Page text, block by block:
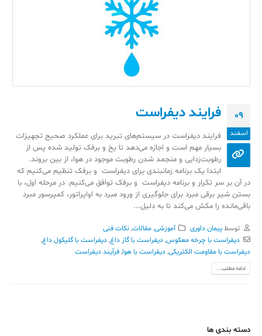
09
اسفند
فرایند دیفراست
فرایند دیفراست در سیستم‌های تبرید برای عملکرد صحیح تجهیزات
بسیار مهم است و اجازه می‌دهد تا یخ و برفک تولید شده پس از
رطوبت‌زدایی و منجمد شدن رطوبت موجود در هوا، از بین بروند.
ابتدا یک برنامه زمانبندی برای دیفراست و برفک تنظیم می‌کنیم که
در آن بر سر تکرار و برنامه دیفراست و برفک توافق می‌کنیم. در مرحله اول، با
بستن شیر برقی مبرد برای جلوگیری از ورود مبرد به اواپراتور، کمپرسور مبرد
باقی‌مانده را مکش می‌کند تا به دلیل...
توسطپیمان داوری آموزشی,مقالات,نکات فنی
دیفراست با چرخه معکوس,دیفراست با گاز داغ,دیفراست با گلیکول داغ,
دیفراست با مقاومت الکتریکی,دیفراست با هوا,فرآیند دیفراست
ادامه مطلب...
دسته بندی ها